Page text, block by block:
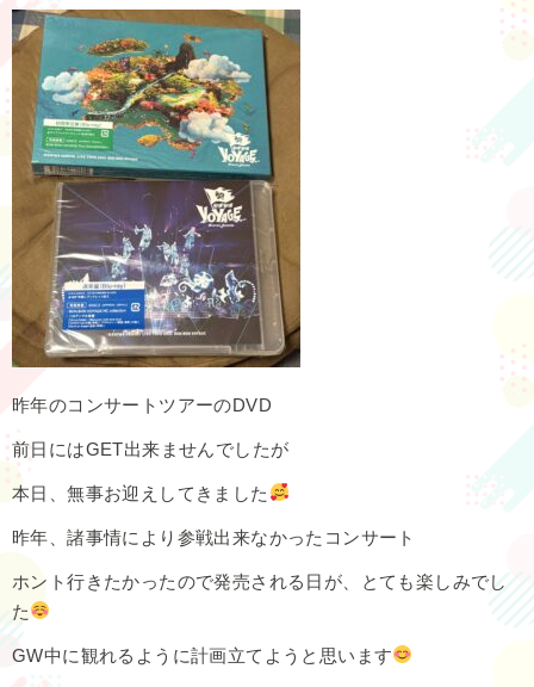
昨年のコンサートツアーのDVD
前日にはGET出来ませんでしたが
本日、無事お迎えしてきました
昨年、諸事情により参戦出来なかったコンサート
ホント行きたかったので発売される日が、とても楽しみでし
た
GW中に観れるように計画立てようと思います